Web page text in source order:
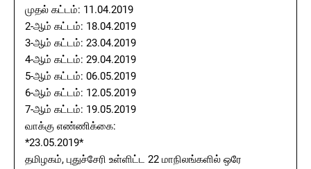
முதல் கட்டம்: 11.04.2019
2-ஆம் கட்டம்: 18.04.2019
3-ஆம் கட்டம்: 23.04.2019
4-ஆம் கட்டம்: 29.04.2019
5-ஆம் கட்டம்: 06.05.2019
6-ஆம் கட்டம்: 12.05.2019
7-ஆம் கட்டம்: 19.05.2019
வாக்கு எண்ணிக்கை:
*23.05.2019*
தமிழகம், புதுச்சேரி உள்ளிட்ட 22 மாநிலங்களில் ஒரே